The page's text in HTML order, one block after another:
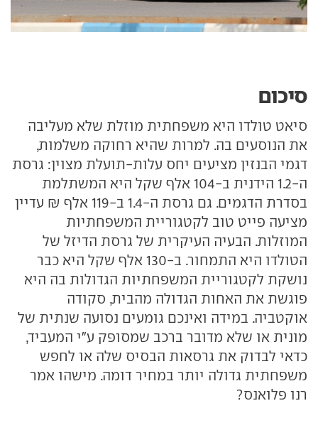
סיכום
סיאט טולדו היא משפחתית מוזלת שלא מעליבה
את הנוסעים בה. למרות שהיא רחוקה משלמות,
דגמי הבנזין מציעים יחס עלות-תועלת מצוין: גרסת
ה-1.2 הידנית ב-104 אלף שקל היא המשתלמת
בסדרת הדגמים. גם גרסת ה-1.4 ב-119 אלף ₪ עדיין
מציעה פייט טוב לקטגוריית המשפחתיות
המוזלות. הבעיה העיקרית של גרסת הדיזל של
הטולדו היא התמחור. ב-130 אלף שקל היא כבר
נושקת לקטגוריית המשפחתיות הגדולות בה היא
פוגשת את האחות הגדולה מהבית, סקודה
אוקטביה. במידה ואינכם גומעים נסועה שנתית של
מונית או שלא מדובר ברכב שמסופק ע"י המעביד,
כדאי לבדוק את גרסאות הבסיס שלה או לחפש
משפחתית גדולה יותר במחיר דומה. מישהו אמר
רנו פלואנס?